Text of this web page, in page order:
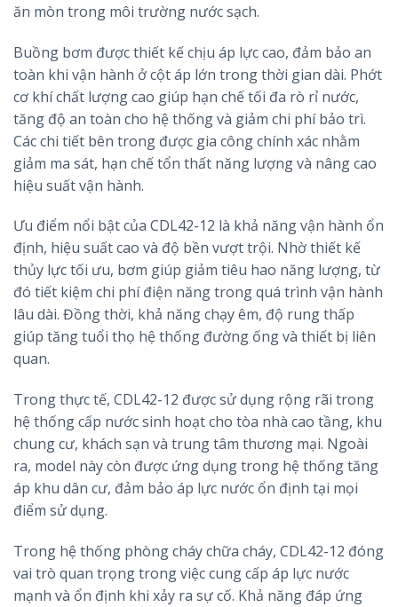
ăn mòn trong môi trường nước sạch.
Buồng bơm được thiết kế chịu áp lực cao, đảm bảo an
toàn khi vận hành ở cột áp lớn trong thời gian dài. Phớt
cơ khí chất lượng cao giúp hạn chế tối đa rò rỉ nước,
tăng độ an toàn cho hệ thống và giảm chi phí bảo trì.
Các chi tiết bên trong được gia công chính xác nhằm
giảm ma sát, hạn chế tổn thất năng lượng và nâng cao
hiệu suất vận hành.
Ưu điểm nổi bật của CDL42-12 là khả năng vận hành ổn
định, hiệu suất cao và độ bền vượt trội. Nhờ thiết kế
thủy lực tối ưu, bơm giúp giảm tiêu hao năng lượng, từ
đó tiết kiệm chi phí điện năng trong quá trình vận hành
lâu dài. Đồng thời, khả năng chạy êm, độ rung thấp
giúp tăng tuổi thọ hệ thống đường ống và thiết bị liên
quan.
Trong thực tế, CDL42-12 được sử dụng rộng rãi trong
hệ thống cấp nước sinh hoạt cho tòa nhà cao tầng, khu
chung cư, khách sạn và trung tâm thương mại. Ngoài
ra, model này còn được ứng dụng trong hệ thống tăng
áp khu dân cư, đảm bảo áp lực nước ổn định tại mọi
điểm sử dụng.
Trong hệ thống phòng cháy chữa cháy, CDL42-12 đóng
vai trò quan trọng trong việc cung cấp áp lực nước
mạnh và ổn định khi xảy ra sự cố. Khả năng đáp ứng